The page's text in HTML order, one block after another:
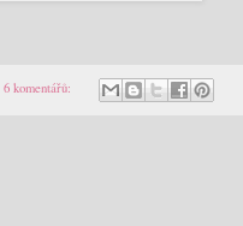
6 komentářů: